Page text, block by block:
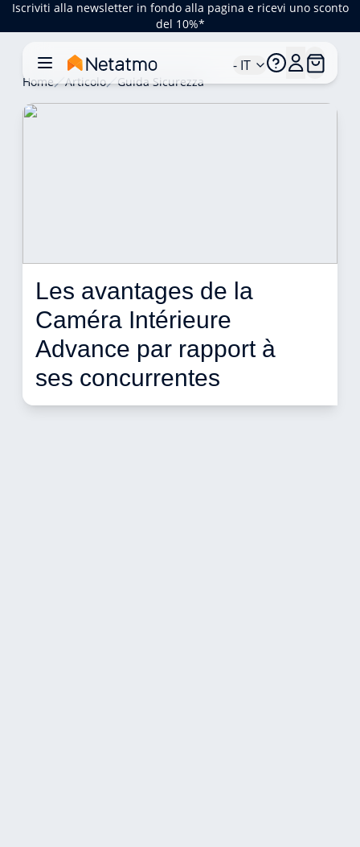
Iscriviti alla newsletter in fondo alla pagina e ricevi uno sconto
del 10%*
- IT
Home Articolo Guida Sicurezza
Les avantages de la
Caméra Intérieure
Advance par rapport à
ses concurrentes